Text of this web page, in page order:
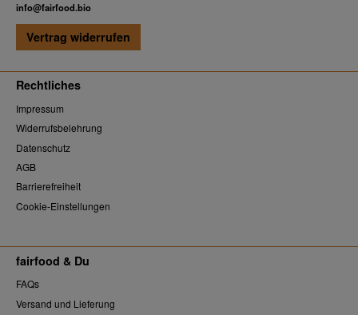
info@fairfood.bio
Vertrag widerrufen
Rechtliches
Impressum
Widerrufsbelehrung
Datenschutz
AGB
Barrierefreiheit
Cookie-Einstellungen
fairfood & Du
FAQs
Versand und Lieferung